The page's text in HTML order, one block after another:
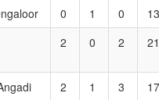
0 1 0
13
2 0 2 21
2 1 3
17